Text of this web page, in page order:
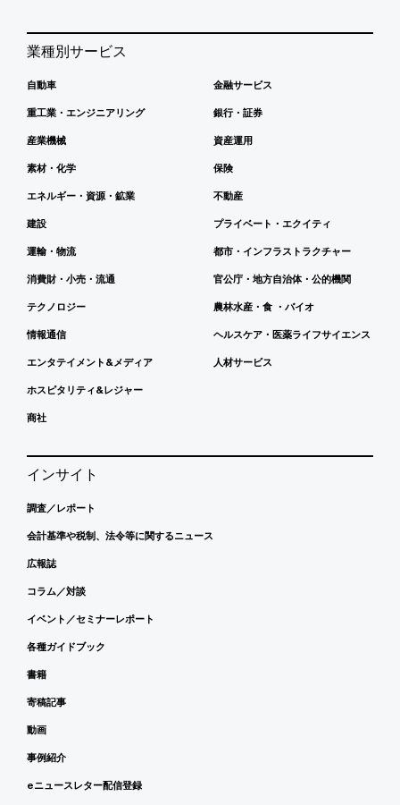
業種別サービス
自動車
重工業・エンジニアリング
産業機械
素材・化学
エネルギー・資源・鉱業
建設
運輸・物流
消費財・小売・流通
テクノロジー
情報通信
エンタテイメント&メディア
ホスピタリティ&レジャー
商社
金融サービス
銀行・証券
資産運用
保険
不動産
プライベート・エクイティ
都市・インフラストラクチャー
官公庁・地方自治体・公的機関
農林水産・食 ・バイオ
ヘルスケア・医薬ライフサイエンス
人材サービス
インサイト
調査／レポート
会計基準や税制、法令等に関するニュース
広報誌
コラム／対談
イベント／セミナーレポート
各種ガイドブック
書籍
寄稿記事
動画
事例紹介
eニュースレター配信登録